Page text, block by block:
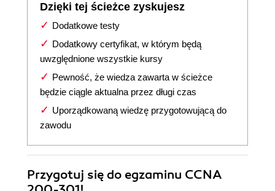
Dzięki tej ścieżce zyskujesz
Dodatkowe testy
Dodatkowy certyfikat, w którym będą
uwzględnione wszystkie kursy
Pewność, że wiedza zawarta w ścieżce
będzie ciągle aktualna przez długi czas
Uporządkowaną wiedzę przygotowującą do
zawodu
Przygotuj się do egzaminu CCNA